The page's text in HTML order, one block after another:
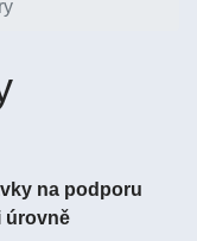
na podporu
úrovně